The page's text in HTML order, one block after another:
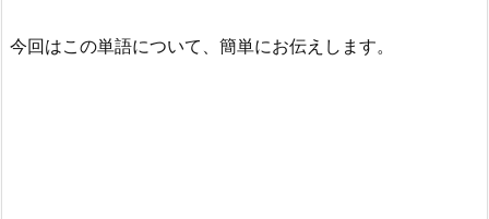
今回はこの単語について、簡単にお伝えします。